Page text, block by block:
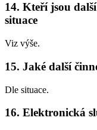
14. Kteří jsou
situace
Viz výše.
15. Jaké další
Dle situace.
16. Elektronická